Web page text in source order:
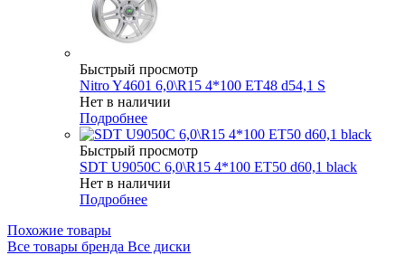
Быстрый просмотр
Nitro Y4601 6,0\R15 4*100 ET48 d54,1 S
Нет в наличии
Подробнее
Быстрый просмотр
SDT U9050C 6,0\R15 4*100 ET50 d60,1 black
Нет в наличии
Подробнее
Похожие товары
Все товары бренда Все диски